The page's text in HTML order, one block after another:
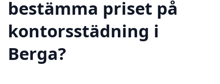
bestämma priset på
kontorsstädning i
Berga?